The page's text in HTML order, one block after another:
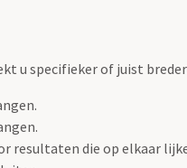
u specifieker of juist
resultaten die op elkaar